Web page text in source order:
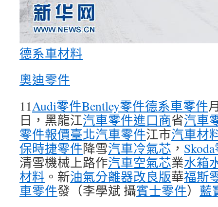
德系車材料
奧迪零件
11Audi零件Bentley零件德系車零件
日，黑龍江汽車零件進口商省汽車
零件報價臺北汽車零件江市汽車材
保時捷零件降雪汽車冷氣芯 ，
清雪機械上路作汽車空氣芯業水箱
材料 。新油氣分離器改良版華福斯
車零件發（李學斌 攝賓士零件） 藍